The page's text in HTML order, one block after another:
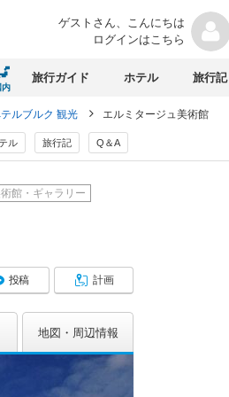
ゲストさん、 こんにちは
ログインはこちら
内
旅行ガイド ホテル 旅行記
ルブルク 観光 エルミタージュ美術館
ル 旅行記 Q＆A
館・ギャラリー
投稿 計画
地図 周辺情報